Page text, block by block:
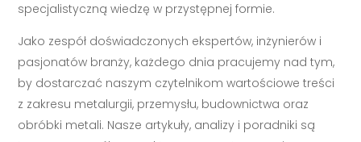
specjalistyczną wiedzę w przystępnej formie.
Jako zespół doświadczonych ekspertów, inżynierów i
pasjonatów branży, każdego dnia pracujemy nad tym,
by dostarczać naszym czytelnikom wartościowe treści
z zakresu metalurgii, przemysłu, budownictwa oraz
obróbki metali. Nasze artykuły, analizy i poradniki są